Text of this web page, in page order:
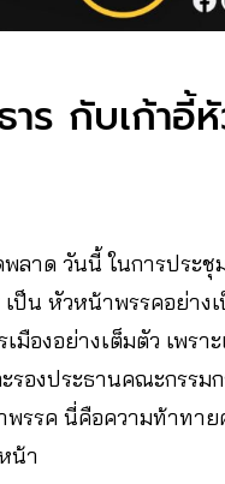
ร กับเก้าอี้
ลาด วันนี้ ในการประ
ป็น หัวหน้าพรรคอย่าง
เมืองอย่างเต็มตัว เพร
รองประธานคณะกรรม
พรรค นี่คือความท้าทา
น้า